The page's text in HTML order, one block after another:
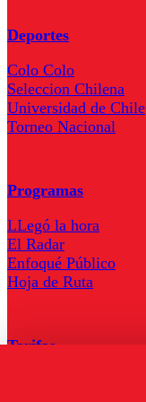
Deportes
Colo Colo
Seleccion Chilena
Universidad de Chile
Torneo Nacional
Programas
LLegó la hora
El Radar
Enfoqué Público
Hoja de Ruta
Tarifas